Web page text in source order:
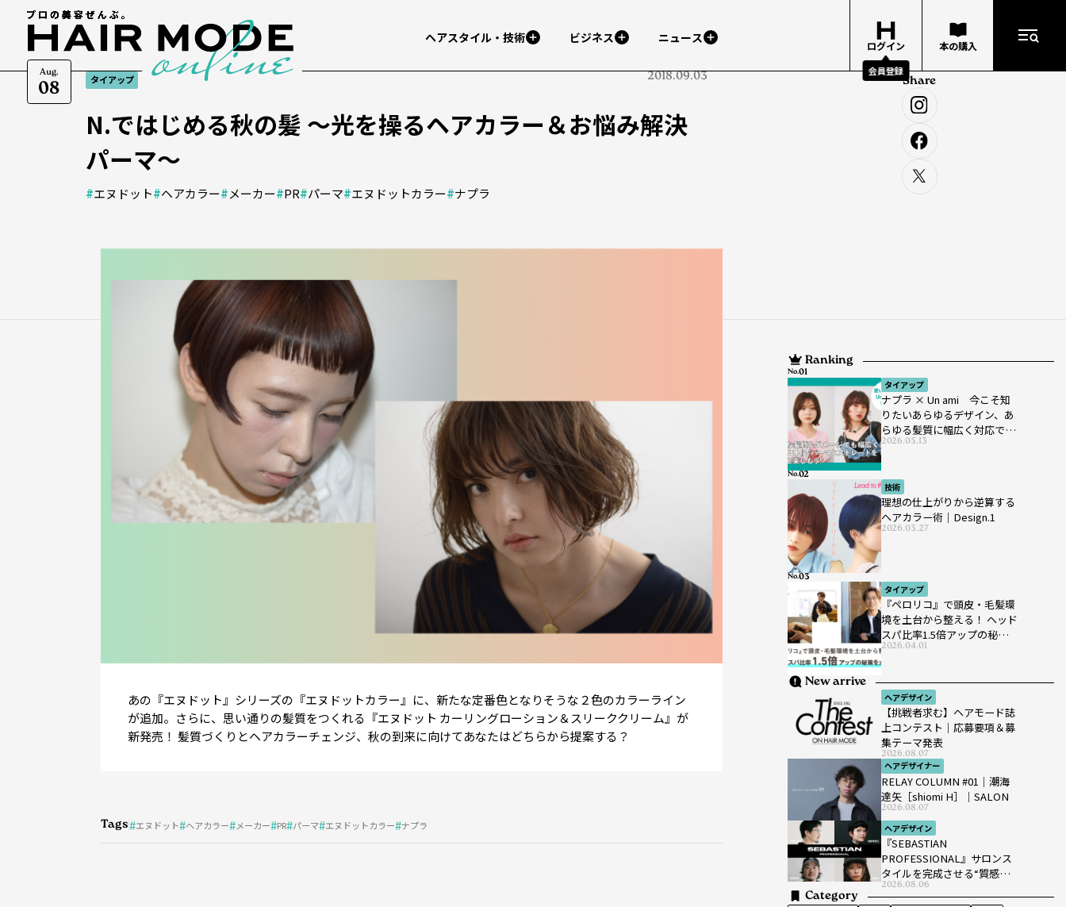
Aug.
08
ヘアスタイル・技術 ビジネス ニュース
ログイン
会員登録
本の購入
タイアップ 2018.09.03
N.ではじめる秋の髪 ～光を操るヘアカラー＆お悩み解決
パーマ～
#エヌドット#ヘアカラー#メーカー#PR#パーマ#エヌドットカラー#ナプラ
Share
あの『エヌドット』シリーズの『エヌドットカラー』に、新たな定番色となりそうな２色のカラーライン
が追加。さらに、思い通りの髪質をつくれる『エヌドット カーリングローション＆スリーククリーム』が
新発売！ 髪質づくりとヘアカラーチェンジ、秋の到来に向けてあなたはどちらから提案する？
Tags エヌドット ヘアカラー メーカー PR パーマ エヌドットカラー ナプラ
Ranking
タイアップ
ナプラ × Un ami 今こそ知
りたいあらゆるデザイン、あ
らゆる髪質に幅広く対応でき
るパーマ薬剤 ナプラ『ut-
et』
2026.05.13
No.
技術
理想の仕上がりから逆算する
ヘアカラー術｜Design.1
2026.03.27
No.
タイアップ
『ペロリコ』で頭皮・毛髪環
境を土台から整える！ ヘッド
スパ比率1.5倍アップの秘策を
大公開
2026.04.01
No.
New arrive
ヘアデザイン
【挑戦者求む】ヘアモード誌
上コンテスト｜応募要項＆募
集テーマ発表
2026.08.07
ヘアデザイナー
RELAY COLUMN #01｜潮海
達矢［shiomi H］｜SALON
2026.08.07
ヘアデザイン
『SEBASTIAN
PROFESSIONAL』サロンス
タイルを完成させる“質感設
計”という新提案
2026.08.06
Category